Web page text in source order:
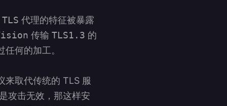
TLS 代理的特征被暴露
传输 TLS1.3 的
何的加工。
来取代传统的 TLS 服
攻击无效，那这样安